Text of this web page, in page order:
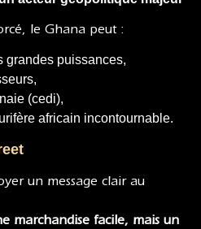
le Ghana peut :
grandes puissances,
(cedi),
africain incontournable.
un message clair au
marchandise facile, mais un